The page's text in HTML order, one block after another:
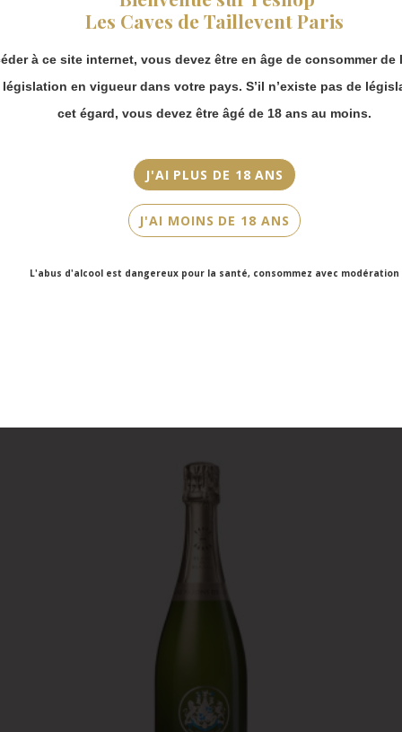
Les Caves de Taillevent Paris
à ce site internet, vous devez être en âge de consommer de
législation en vigueur dans votre pays. S’il n’existe pas de
cet égard, vous devez être âgé de 18 ans au moins.
J'AI PLUS DE 18 ANS
J'AI MOINS DE 18 ANS
L'abus d'alcool est dangereux pour la santé, consommez avec modération
Couleur
Blanc
75cl
vous pouvez
continuer à passer
Merci de bien
prendre en compte :
Les envois
partir du 31 août.
Les commandes
en click-and-
collect (cave
Faubourg Saint-
Victor Hugo)